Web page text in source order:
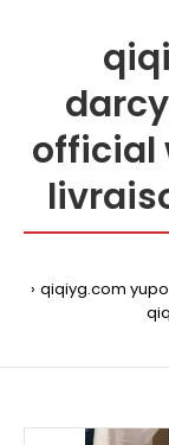
official
qiqiyg.com